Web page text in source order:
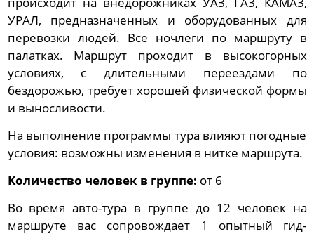
УРАЛ, предназначенных и оборудованных для
перевозки людей. Все ночлеги по маршруту в
палатках. Маршрут проходит в высокогорных
условиях, с длительными переездами по
бездорожью, требует хорошей физической формы
и выносливости.
На выполнение программы тура влияют погодные
условия: возможны изменения в нитке маршрута.
Количество человек в группе: от 6
Во время авто-тура в группе до 12 человек на
маршруте вас сопровождает 1 опытный гид-